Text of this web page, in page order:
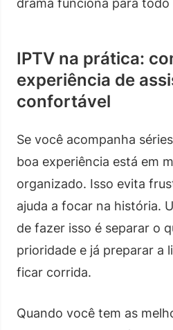
drama funciona para
IPTV na prática:
experiência de
confortável
Se você acompanha
boa experiência está em
organizado. Isso evita
ajuda a focar na história.
de fazer isso é separar o
prioridade e já preparar a
ficar corrida.
Quando você tem as